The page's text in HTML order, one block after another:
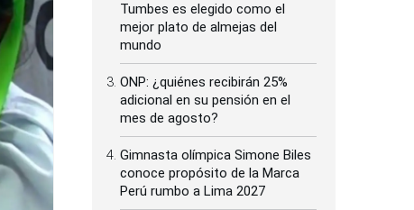
Tumbes es elegido como el
mejor plato de almejas del
mundo
ONP: ¿quiénes recibirán 25%
adicional en su pensión en el
mes de agosto?
Gimnasta olímpica Simone Biles
conoce propósito de la Marca
Perú rumbo a Lima 2027